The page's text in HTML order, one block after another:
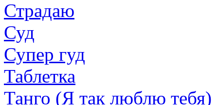
Страдаю
Суд
Супер гуд
Таблетка
Танго (Я так люблю тебя)